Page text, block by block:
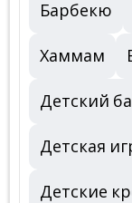
Барбекю
Хаммам
Детский
Детская
Детские